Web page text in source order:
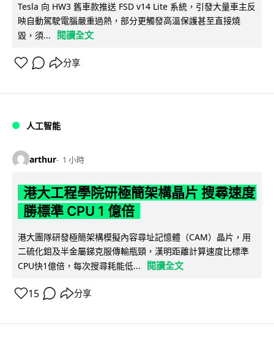
Tesla 向 HW3 舊車款推送 FSD v14 Lite 系統，引發大量車主反
映自動駕駛電腦嚴重過熱，部分更觸發高溫保護甚至直接燒
毀，須...
閱讀全文
分享
人工智能
arthur 1 小時
港大工程學院研極簡架構晶片 搜尋速度
勝標準 CPU 1 億倍
港大團隊研發極簡架構模擬內容尋址記憶體（CAM）晶片，用
二硫化鉬及半金屬銻克服傳輸瓶頸，漢明距離計算速度比標準
CPU快1億倍，每次搜尋耗能低...
閱讀全文
15 分享